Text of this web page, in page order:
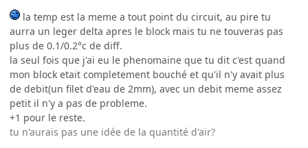
la temp est la meme a tout point du circuit, au pire tu
aurra un leger delta apres le block mais tu ne touveras pas
plus de 0.1/0.2°c de diff.
la seul fois que j'ai eu le phenomaine que tu dit c'est quand
mon block etait completement bouché et qu'il n'y avait plus
de debit(un filet d'eau de 2mm), avec un debit meme assez
petit il n'y a pas de probleme.
+1 pour le reste.
tu n'aurais pas une idée de la quantité d'air?